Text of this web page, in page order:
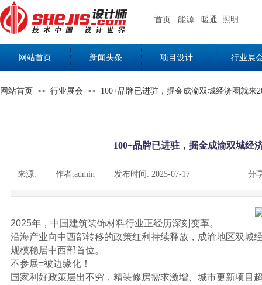
首页 能源 暖通 照明
网站首页 新闻头条 项目设计 行业展
网站首页 >> 行业展会 >> 100+品牌已进驻，掘金成渝双城经济圈就来
100+品牌已进驻，掘金成渝双城经
来源: 作者:admin 发布时间: 2025-07-17 分
2025年，中国建筑装饰材料行业正经历深刻变革。
沿海产业向中西部转移的政策红利持续释放，成渝地区双城
规模稳居中西部首位。
不参展=被边缘化！
国家利好政策层出不穷，精装修房需求激增、城市更新项目